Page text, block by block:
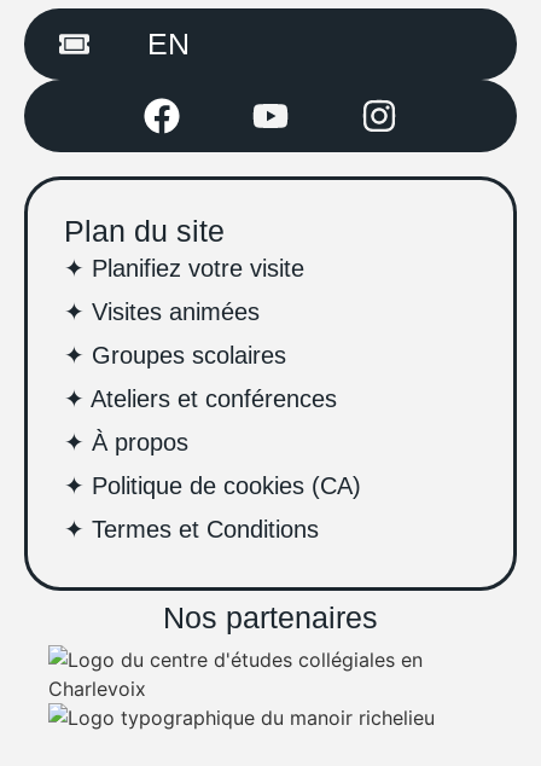
EN
Plan du site
✦ Planifiez votre visite
✦ Visites animées
✦ Groupes scolaires
✦ Ateliers et conférences
✦ À propos
✦ Politique de cookies (CA)
✦ Termes et Conditions
Nos partenaires